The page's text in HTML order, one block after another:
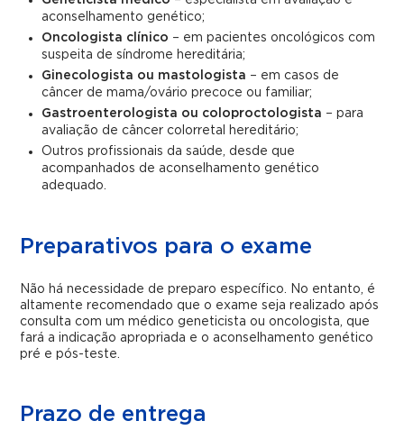
aconselhamento genético;
Oncologista clínico – em pacientes oncológicos com
suspeita de síndrome hereditária;
Ginecologista ou mastologista – em casos de
câncer de mama/ovário precoce ou familiar;
Gastroenterologista ou coloproctologista – para
avaliação de câncer colorretal hereditário;
Outros profissionais da saúde, desde que
acompanhados de aconselhamento genético
adequado.
Preparativos para o exame
Não há necessidade de preparo específico. No entanto, é
altamente recomendado que o exame seja realizado após
consulta com um médico geneticista ou oncologista, que
fará a indicação apropriada e o aconselhamento genético
pré e pós-teste.
Prazo de entrega